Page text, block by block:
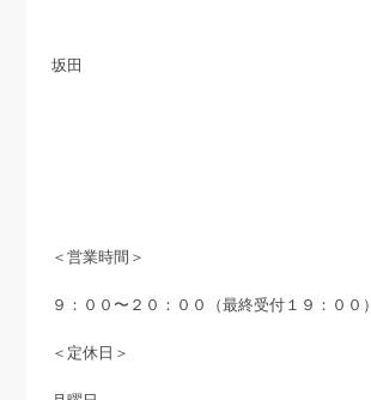
坂田
＜営業時間＞
９：００〜２０：００（最終受付１９：００）
＜定休日＞